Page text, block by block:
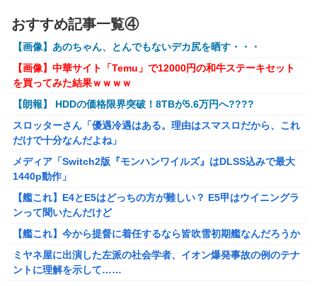
【画像】『金田一少年の事件簿』で好きな死体ランキング１
位がこちら！
【ウマ娘】夜に食べるアイスおいち！「きーん」ってする
ち。
【にじさんじ】本日20時から、ののはとあゆゆでコラボ！
部屋作りゲーム、確率で出現するイカを見るとクラッシュす
る不具合が発生
メディア「Switch2版『モンハンワイルズ』はDLSS込みで最大
1440p動作」
【艦これ】E4とE5はどっちの方が難しい？ E5甲はウイニングラ
ンって聞いたんだけど
【艦これ】今から提督に着任するなら皆吹雪初期艦なんだろうか
【ライザのアトリエ】キューズQ「ライザ(ライザリン・シュタウ
ト)ウェディングStyle」フィギュア【予約開始】
【〈物語〉シリーズ】セガ「忍野忍」「斧乃木余接」プライズフ
ィギュア【彩色原型公開】
【バンダイ】「食玩」「プライズ」「ガシャポン」2026年8月発
売商品【発売スケジュール】
結婚相談所職員さん、子なし女にド正論を述べてしまう…
週間少年ジャンプのグッズ(43億円分)を注文してキャンセルした
32歳女が逮捕
おすすめ記事一覧④
【画像】あのちゃん、とんでもないデカ尻を晒す・・・
【画像】中華サイト「Temu」で12000円の和牛ステーキセット
を買ってみた結果ｗｗｗｗ
【朗報】 HDDの価格限界突破！8TBが5.6万円へ????
スロッターさん「優遇冷遇はある。理由はスマスロだから、これ
だけで十分なんだよね」
メディア「Switch2版『モンハンワイルズ』はDLSS込みで最大
1440p動作」
【艦これ】E4とE5はどっちの方が難しい？ E5甲はウイニングラ
ンって聞いたんだけど
【艦これ】今から提督に着任するなら皆吹雪初期艦なんだろうか
ミヤネ屋に出演した左派の社会学者、イオン爆発事故の例のテナ
ントに理解を示して……